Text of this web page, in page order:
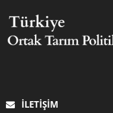
İLETIŞIM